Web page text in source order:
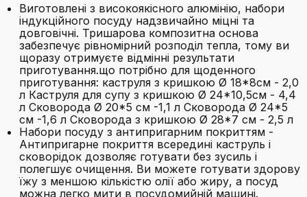
Виготовлені з високоякісного алюмінію, набори
індукційного посуду надзвичайно міцні та
довговічні. Тришарова композитна основа
забезпечує рівномірний розподіл тепла, тому ви
щоразу отримуєте відмінні результати
приготування.що потрібно для щоденного
приготування: каструля з кришкою Ø 18*8см - 2,0
л Каструля для супу з кришкою Ø 24*10,5см - 4,4
л Сковорода Ø 20*5 см -1,1 л Сковорода Ø 24*5
см -1,6 л Сковорода з кришкою Ø 28*7 см - 2,5 л
Набори посуду з антипригарним покриттям -
Антипригарне покриття всередині каструль і
сковорідок дозволяє готувати без зусиль і
полегшує очищення. Ви можете готувати здорову
їжу з меншою кількістю олії або жиру, а посуд
можна легко мити в посудомийній машині.